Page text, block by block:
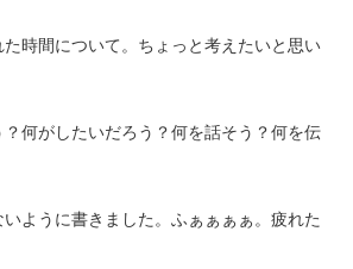
時間について。ちょっと考えたいと思い
何がしたいだろう？何を話そう？何を伝
ように書きました。ふぁぁぁぁ。疲れた